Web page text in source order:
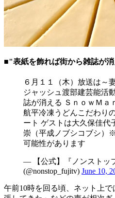
■"表紙を飾れば街から雑誌が
６月１１（木）放送は～
ジャッシュ渡部建芸能活
誌が消える ＳｎｏｗＭ
航平冷凍うどんこだわり
ート ゲストは大久保佳代
崇（平成ノブシコブシ）
可能性があります
— 【公式】『ノンストッ
(@nonstop_fujitv) June 10,
午前10時を回る頃、ネット上